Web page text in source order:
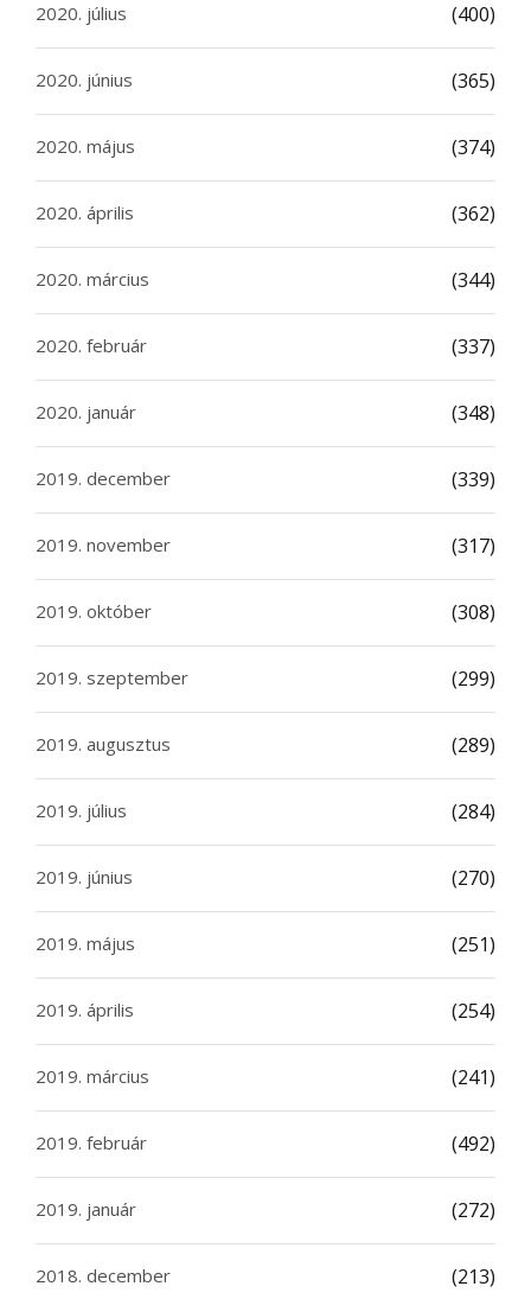
2020. július (400)
2020. június (365)
2020. május (374)
2020. április (362)
2020. március (344)
2020. február (337)
2020. január (348)
2019. december (339)
2019. november (317)
2019. október (308)
2019. szeptember (299)
2019. augusztus (289)
2019. július (284)
2019. június (270)
2019. május (251)
2019. április (254)
2019. március (241)
2019. február (492)
2019. január (272)
2018. december (213)